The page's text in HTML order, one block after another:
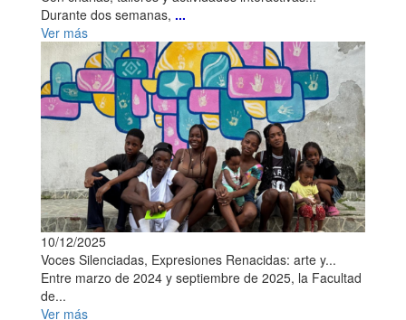
Durante dos semanas, ...
Ver más
10/12/2025
Voces Silenciadas, Expresiones Renacidas: arte y...
Entre marzo de 2024 y septiembre de 2025, la Facultad
de...
Ver más